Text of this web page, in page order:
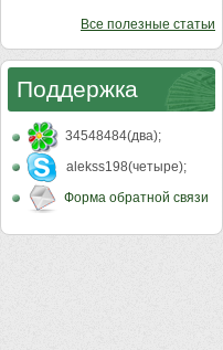
Все полезные статьи
Поддержка
34548484(два);
alekss198(четыре);
Форма обратной связи